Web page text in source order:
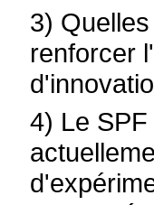
3)
renforcer
4) Le